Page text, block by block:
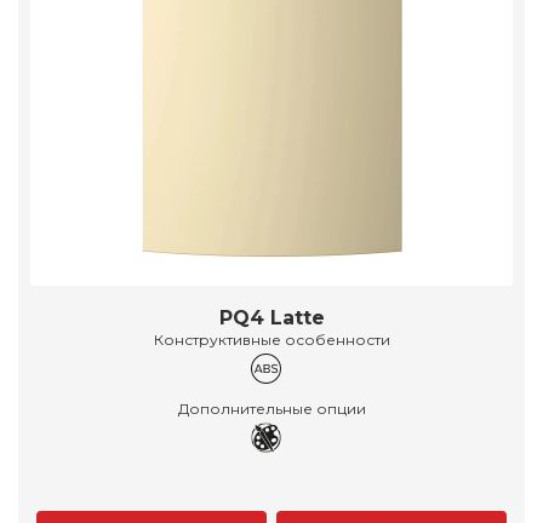
PQ4 Latte
Конструктивные особенности
Дополнительные опции